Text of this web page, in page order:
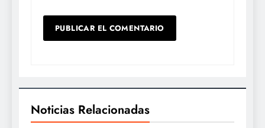
Noticias Relacionadas